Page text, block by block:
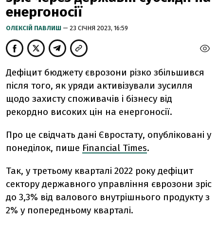
енергоносії
ОЛЕКСІЙ ПАВЛИШ — 23 СІЧНЯ 2023, 16:59
Дефіцит бюджету єврозони різко збільшився
після того, як уряди активізували зусилля
щодо захисту споживачів і бізнесу від
рекордно високих цін на енергоносії.
Про це свідчать дані Євростату, опубліковані у
понеділок, пише Financial Times.
Так, у третьому кварталі 2022 року дефіцит
сектору державного управління єврозони зріс
до 3,3% від валового внутрішнього продукту з
2% у попередньому кварталі.